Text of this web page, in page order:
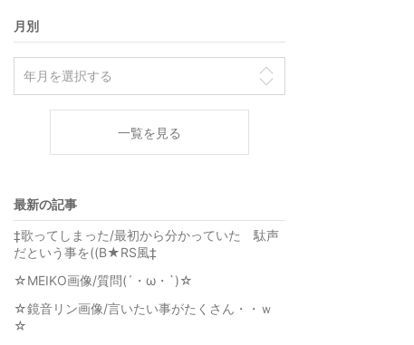
月別
一覧を見る
最新の記事
‡歌ってしまった/最初から分かっていた 駄声
だという事を((B★RS風‡
☆MEIKO画像/質問(´・ω・`)☆
☆鏡音リン画像/言いたい事がたくさん・・ｗ
☆